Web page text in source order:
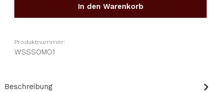
In den Warenkorb
Produktnummer:
WSSSOMO1
Beschreibung